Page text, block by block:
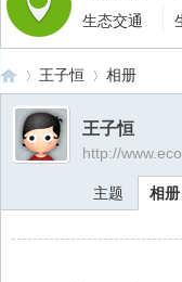
生态交通
›
王子恒 相册
王子恒
http://
主题 相册